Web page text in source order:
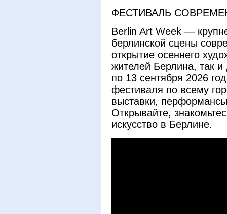
ФЕСТИВАЛЬ
Berlin Art Week —
берлинской сцены
открытие осеннего
жителей Берлина, так
по 13 сентября 2026
фестиваля по всему
выставки,
Открывайте,
искусство в Берлине.